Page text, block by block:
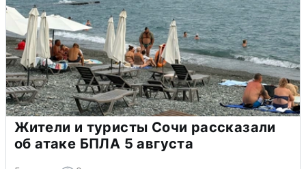
Жители и туристы Сочи рассказали
об атаке БПЛА 5 августа